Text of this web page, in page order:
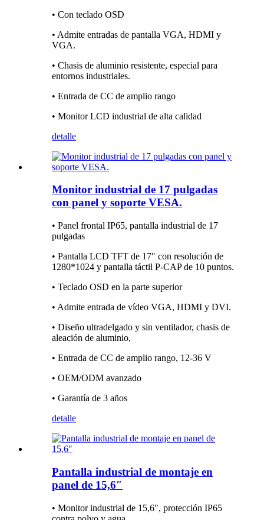
• Con teclado OSD
• Admite entradas de pantalla VGA, HDMI y
VGA.
• Chasis de aluminio resistente, especial para
entornos industriales.
• Entrada de CC de amplio rango
• Monitor LCD industrial de alta calidad
detalle
Monitor industrial de 17 pulgadas
con panel y soporte VESA.
• Panel frontal IP65, pantalla industrial de 17
pulgadas
• Pantalla LCD TFT de 17″ con resolución de
1280*1024 y pantalla táctil P-CAP de 10 puntos.
• Teclado OSD en la parte superior
• Admite entrada de vídeo VGA, HDMI y DVI.
• Diseño ultradelgado y sin ventilador, chasis de
aleación de aluminio,
• Entrada de CC de amplio rango, 12-36 V
• OEM/ODM avanzado
• Garantía de 3 años
detalle
Pantalla industrial de montaje en
panel de 15,6″
• Monitor industrial de 15,6″, protección IP65